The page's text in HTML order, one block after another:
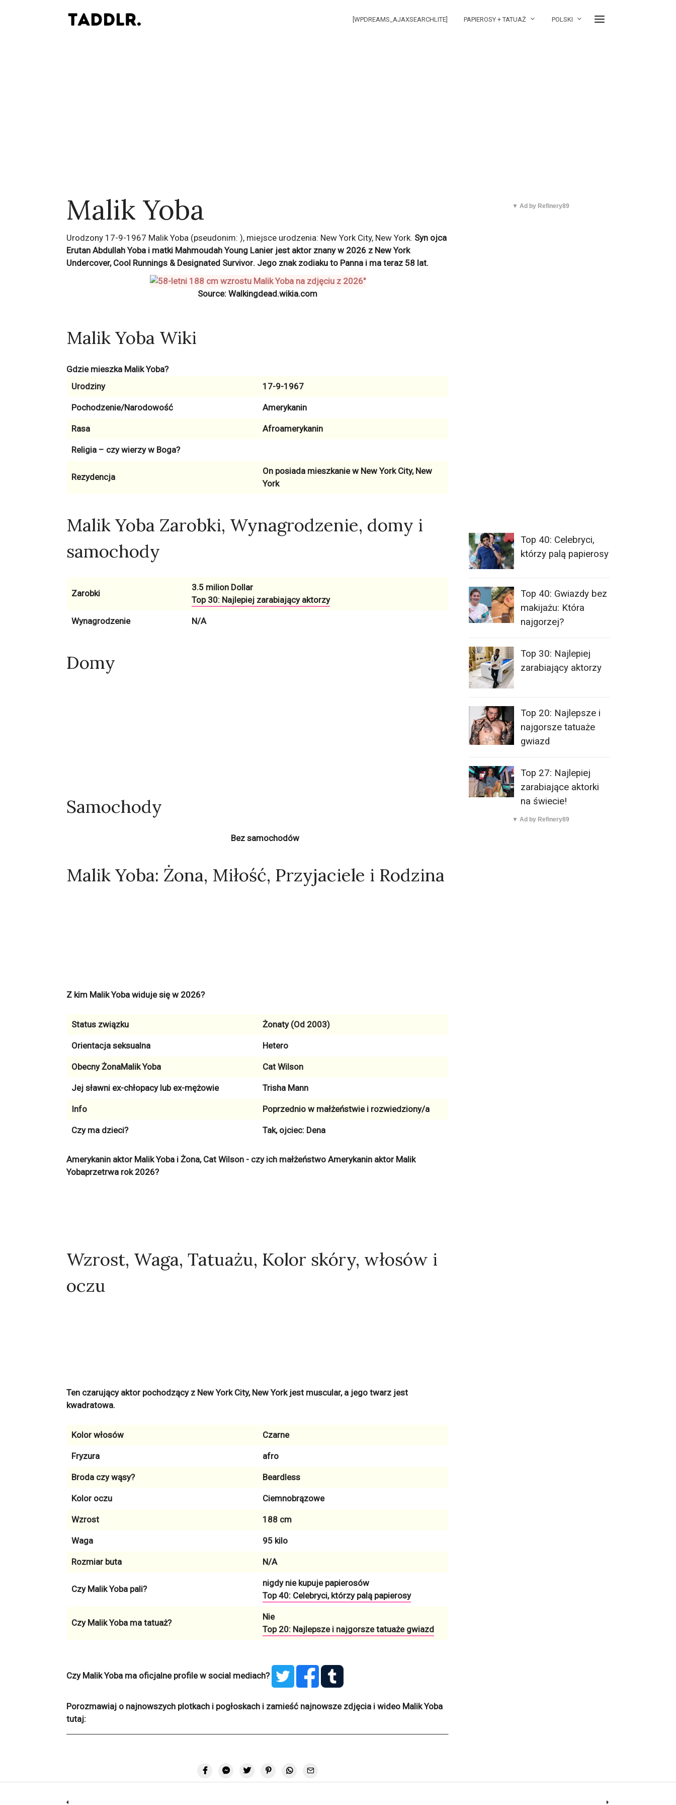
[WPDREAMS_AJAXSEARCHLITE] PAPIEROSY + TATUAŻ POLSKI
Malik Yoba
Urodzony 17-9-1967 Malik Yoba (pseudonim: ), miejsce urodzenia: New York City, New York. Syn ojca
Erutan Abdullah Yoba i matki Mahmoudah Young Lanier jest aktor znany w 2026 z New York
Undercover, Cool Runnings & Designated Survivor. Jego znak zodiaku to Panna i ma teraz 58 lat.
Source: Walkingdead.wikia.com
Malik Yoba Wiki
Gdzie mieszka Malik Yoba?
Urodziny
17-9-1967
Pochodzenie/Narodowość Amerykanin
Rasa Afroamerykanin
Religia – czy wierzy w Boga?
Rezydencja
On posiada mieszkanie w New York City, New
York
Malik Yoba Zarobki, Wynagrodzenie, domy i
samochody
Zarobki
3.5 milion Dollar
Top 30: Najlepiej zarabiający aktorzy
Wynagrodzenie N/A
Domy
Samochody
Bez samochodów
Malik Yoba: Żona, Miłość, Przyjaciele i Rodzina
Z kim Malik Yoba widuje się w 2026?
Status związku Żonaty (Od 2003)
Orientacja seksualna Hetero
Obecny ŻonaMalik Yoba Cat Wilson
Jej sławni ex-chłopacy lub ex-mężowie Trisha Mann
Info Poprzednio w małżeństwie i rozwiedziony/a
Czy ma dzieci? Tak, ojciec: Dena
Amerykanin aktor Malik Yoba i Żona, Cat Wilson - czy ich małżeństwo Amerykanin aktor Malik
Yobaprzetrwa rok 2026?
Wzrost, Waga, Tatuażu, Kolor skóry, włosów i
oczu
Ten czarujący aktor pochodzący z New York City, New York jest muscular, a jego twarz jest
kwadratowa.
Kolor włosów Czarne
Fryzura afro
Broda czy wąsy? Beardless
Kolor oczu Ciemnobrązowe
Wzrost 188 cm
Waga 95 kilo
Rozmiar buta N/A
Czy Malik Yoba pali?
nigdy nie kupuje papierosów
Top 40: Celebryci, którzy palą papierosy
Czy Malik Yoba ma tatuaż?
Nie
Top 20: Najlepsze i najgorsze tatuaże gwiazd
Czy Malik Yoba ma oficjalne profile w social mediach?
Porozmawiaj o najnowszych plotkach i pogłoskach i zamieść najnowsze zdjęcia i wideo Malik Yoba
tutaj:
▼ Ad by Refinery89
Top 40: Celebryci,
którzy palą papierosy
Top 40: Gwiazdy bez
makijażu: Która
najgorzej?
Top 30: Najlepiej
zarabiający aktorzy
Top 20: Najlepsze i
najgorsze tatuaże
gwiazd
Top 27: Najlepiej
zarabiające aktorki
na świecie!
▼ Ad by Refinery89